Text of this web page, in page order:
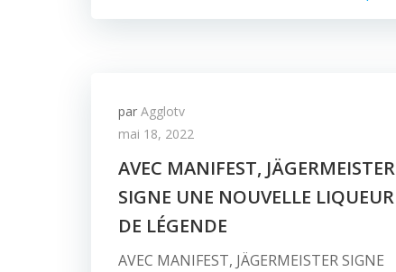
par Agglotv
mai 18, 2022
AVEC MANIFEST, JÄGERMEISTER
SIGNE UNE NOUVELLE LIQUEUR
DE LÉGENDE
AVEC MANIFEST, JÄGERMEISTER SIGNE